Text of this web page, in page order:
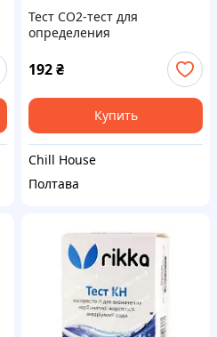
Тест CO2-тест для
определения
концентрации углекислого
газа в воде Тест CO2
(углекислый газ)
192₴
Купить
Chill House
Полтава